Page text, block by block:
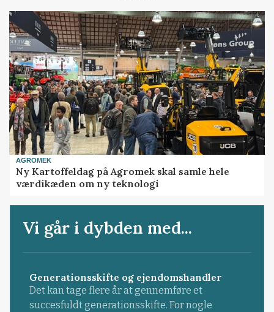
AGROMEK
Ny Kartoffeldag på Agromek skal samle hele
værdikæden om ny teknologi
Vi går i dybden med...
Generationsskifte og ejendomshandler
Det kan tage flere år at gennemføre et
succesfuldt generationsskifte. For nogle